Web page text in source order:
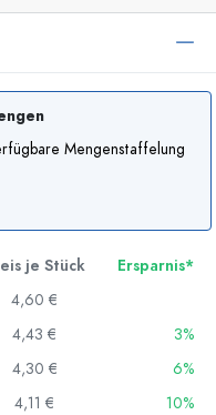
Mengenstaffelung
je Stück
Ersparnis*
4,60 €
4,43 €
3%
4,30 €
6%
4,11 €
10%